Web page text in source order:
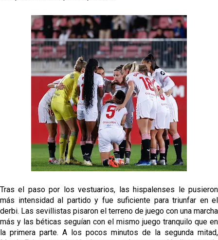
Tras el paso por los vestuarios, las hispalenses le pusieron
más intensidad al partido y fue suficiente para triunfar en el
derbi. Las sevillistas pisaron el terreno de juego con una marcha
más y las béticas seguían con el mismo juego tranquilo que en
la primera parte. A los pocos minutos de la segunda mitad,